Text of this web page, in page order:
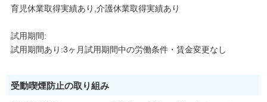
育児休業取得実績あり,介護休業取得実績あり
試用期間:
試用期間あり:3ヶ月試用期間中の労働条件・賃金変更なし
受動喫煙防止の取り組み